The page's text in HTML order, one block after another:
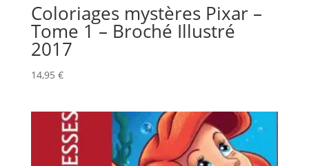
Coloriages mystères Pixar –
Tome 1 – Broché Illustré
2017
14,95 €